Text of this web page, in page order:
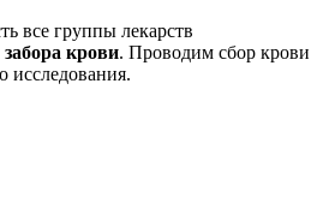
все группы лекарств
крови. Проводим сбор крови
исследования.